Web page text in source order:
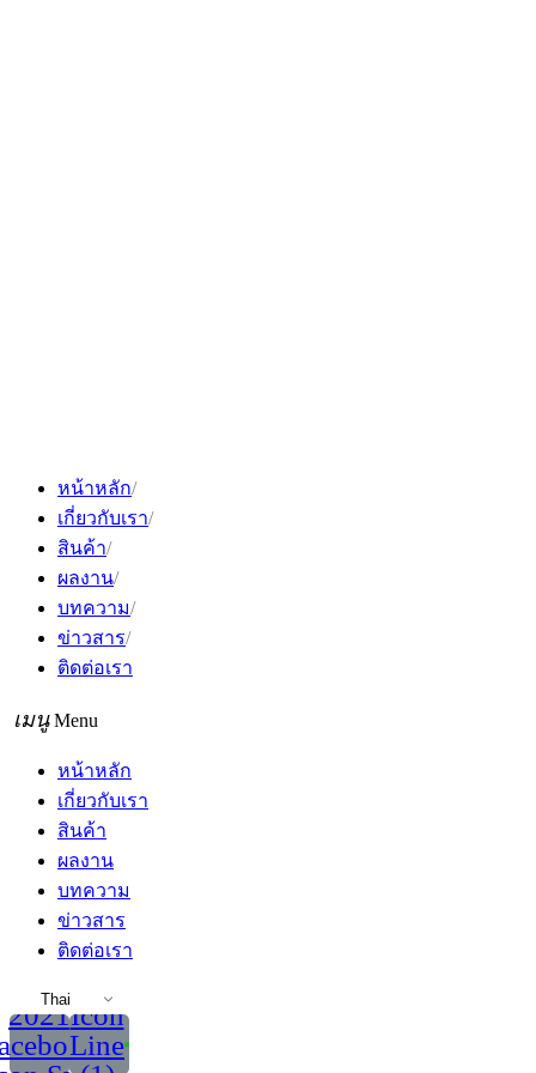
หน้าหลัก
เกี่ยวกับเรา
สินค้า
ผลงาน
บทความ
ข่าวสาร
ติดต่อเรา
Menu
หน้าหลัก
เกี่ยวกับเรา
สินค้า
ผลงาน
บทความ
ข่าวสาร
ติดต่อเรา
Thai
2021Icon
Line